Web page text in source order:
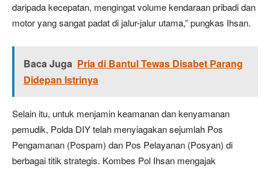
daripada kecepatan, mengingat volume kendaraan pribadi dan
motor yang sangat padat di jalur-jalur utama,” pungkas Ihsan.
Baca Juga Pria di Bantul Tewas Disabet Parang
Didepan Istrinya
Selain itu, untuk menjamin keamanan dan kenyamanan
pemudik, Polda DIY telah menyiagakan sejumlah Pos
Pengamanan (Pospam) dan Pos Pelayanan (Posyan) di
berbagai titik strategis. Kombes Pol Ihsan mengajak